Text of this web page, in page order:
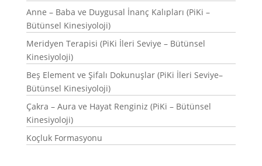
Anne – Baba ve Duygusal İnanç Kalıpları (PiKi –
Bütünsel Kinesiyoloji)
Meridyen Terapisi (PiKi İleri Seviye – Bütünsel
Kinesiyoloji)
Beş Element ve Şifalı Dokunuşlar (PiKi İleri Seviye–
Bütünsel Kinesiyoloji)
Çakra – Aura ve Hayat Renginiz (PiKi – Bütünsel
Kinesiyoloji)
Koçluk Formasyonu